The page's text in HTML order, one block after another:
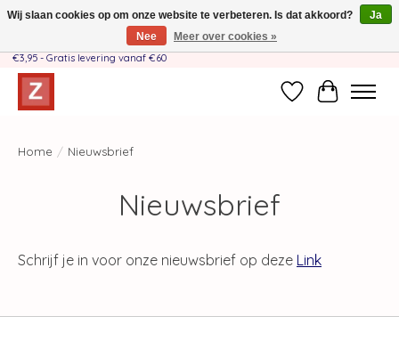
Handgemaakt door moeder-dochterteam❤️ - Verzendkosten BE & NL SLECHTS
€3,95 - Gratis levering vanaf €60
Verlanglijst
Home / Nieuwsbrief
Nieuwsbrief
Schrijf je in voor onze nieuwsbrief op deze Link
Wij slaan cookies op om onze website te verbeteren. Is dat akkoord?
Ja
Nee
Meer over cookies »